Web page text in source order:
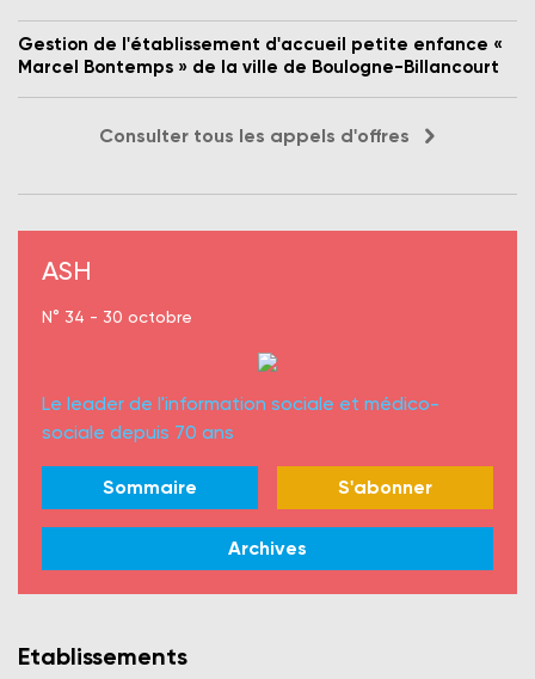
Gestion de l'établissement d'accueil petite enfance «
Marcel Bontemps » de la ville de Boulogne-Billancourt
Consulter tous les appels d'offres
ASH
N° 34 - 30 octobre
Le leader de l'information sociale et médico-
sociale depuis 70 ans
Sommaire S'abonner
Archives
Etablissements